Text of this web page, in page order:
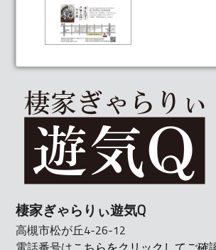
棲家ぎゃらりぃ遊気Q
高槻市松が丘4-26-12